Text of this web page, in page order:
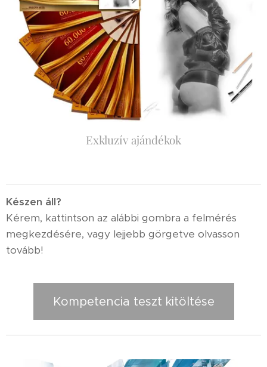
Exkluzív ajándékok
Készen áll?
Kérem, kattintson az alábbi gombra a felmérés
megkezdésére, vagy lejjebb görgetve olvasson
tovább!
Kompetencia teszt kitöltése